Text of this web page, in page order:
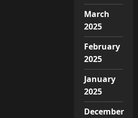
March
2025
February
2025
January
2025
December